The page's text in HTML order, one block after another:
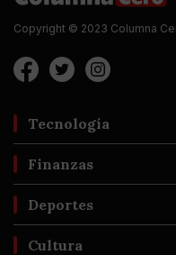
Copyright © 2023 Columna
Tecnología
Finanzas
Deportes
Cultura